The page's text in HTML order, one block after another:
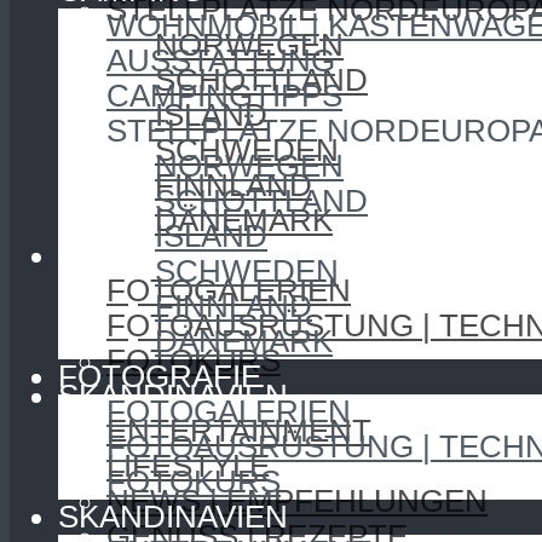
STELLPLÄTZE
NORWEGEN
SCHOTTLAND
ISLAND
SCHWEDEN
FINNLAND
DÄNEMARK
FOTOGRAFIE
FOTOGALERIEN
FOTOAUSRÜSTUNG |
FOTOKURS
SKANDINAVIEN
ENTERTAINMENT
LIFESTYLE
NEWS | EMPFEHLUNGEN
WOHNMOBIL |
AUSSTATTUNG
CAMPINGTIPPS
STELLPLÄTZE
NORWEGEN
SCHOTTLAND
ISLAND
SCHWEDEN
FINNLAND
DÄNEMARK
FOTOGRAFIE
FOTOGALERIEN
FOTOAUSRÜSTUNG |
FOTOKURS
SKANDINAVIEN